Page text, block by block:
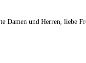
Damen und Herren, liebe